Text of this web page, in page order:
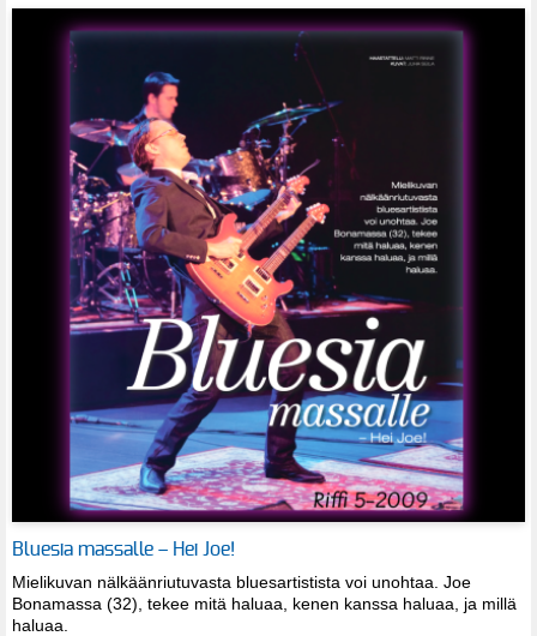
Bluesia massalle – Hei Joe!
Mielikuvan nälkäänriutuvasta bluesartistista voi unohtaa. Joe
Bonamassa (32), tekee mitä haluaa, kenen kanssa haluaa, ja millä
haluaa.